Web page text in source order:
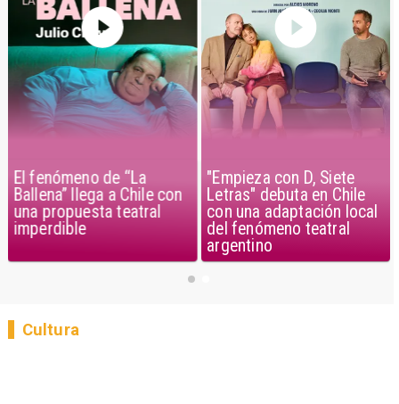
El fenómeno de “La
Ballena” llega a Chile con
una propuesta teatral
imperdible
"Empieza con D, Siete
Letras" debuta en Chile
con una adaptación local
del fenómeno teatral
argentino
Cultura